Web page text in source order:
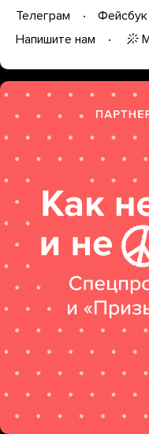
Телеграм Фейсбук
Напишите нам